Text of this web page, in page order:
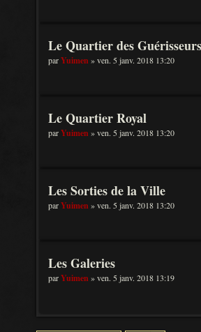
Le Quartier des Guérisseurs
parYuimen» ven. 5 janv. 2018 13:20
Le Quartier Royal
parYuimen» ven. 5 janv. 2018 13:20
Les Sorties de la Ville
parYuimen» ven. 5 janv. 2018 13:20
Les Galeries
parYuimen» ven. 5 janv. 2018 13:19